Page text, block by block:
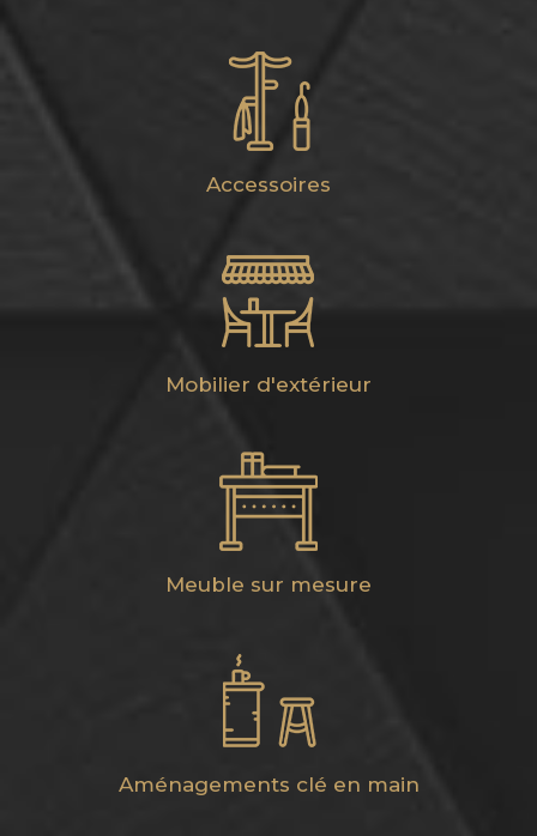
Accessoires
Mobilier d'extérieur
Meuble sur mesure
Aménagements clé en main